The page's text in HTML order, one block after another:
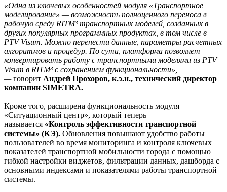
«Одна из ключевых особенностей модуля «Транспортное
моделирование» — возможность полноценного переноса в
рабочую среду RITM³ транспортных моделей, созданных в
других популярных программных продуктах, в том числе в
PTV Visum. Можно перенести данные, параметры расчетных
алгоритмов и процедур. По сути, платформа позволяет
конвертировать работу с транспортными моделями из PTV
Visum в RITM³ c сохранением функциональности»,
—говорит Андрей Прохоров, к.э.н., технический директор
компании SIMETRA.
Кроме того, расширена функциональность модуля
«Ситуационный центр», который теперь
называется «Контроль эффективности транспортной
системы» (КЭ). Обновления повышают удобство работы
пользователей во время мониторинга и контроля ключевых
показателей транспортной мобильности города с помощью
гибкой настройки виджетов, фильтрации данных, дашборда с
основными индексами и показателями работы транспортной
системы.